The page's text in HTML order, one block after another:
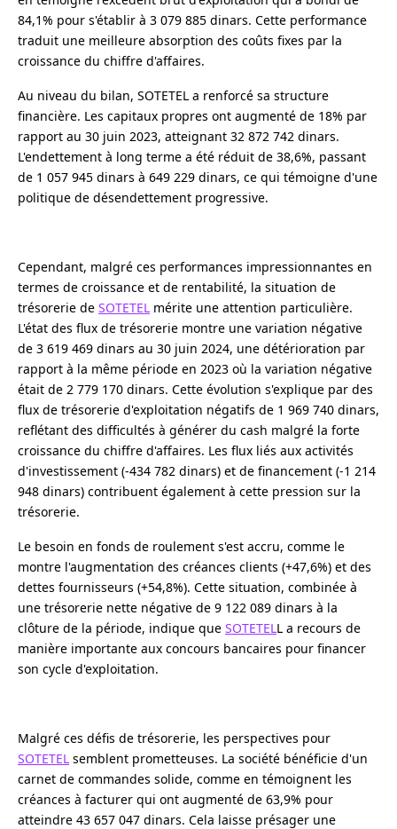
84,1% pour s'établir à 3 079 885 dinars. Cette performance
traduit une meilleure absorption des coûts fixes par la
croissance du chiffre d'affaires.
Au niveau du bilan, SOTETEL a renforcé sa structure
financière. Les capitaux propres ont augmenté de 18% par
rapport au 30 juin 2023, atteignant 32 872 742 dinars.
L'endettement à long terme a été réduit de 38,6%, passant
de 1 057 945 dinars à 649 229 dinars, ce qui témoigne d'une
politique de désendettement progressive.
Cependant, malgré ces performances impressionnantes en
termes de croissance et de rentabilité, la situation de
trésorerie de SOTETEL mérite une attention particulière.
L'état des flux de trésorerie montre une variation négative
de 3 619 469 dinars au 30 juin 2024, une détérioration par
rapport à la même période en 2023 où la variation négative
était de 2 779 170 dinars. Cette évolution s'explique par des
flux de trésorerie d'exploitation négatifs de 1 969 740 dinars,
reflétant des difficultés à générer du cash malgré la forte
croissance du chiffre d'affaires. Les flux liés aux activités
d'investissement (-434 782 dinars) et de financement (-1 214
948 dinars) contribuent également à cette pression sur la
trésorerie.
Le besoin en fonds de roulement s'est accru, comme le
montre l'augmentation des créances clients (+47,6%) et des
dettes fournisseurs (+54,8%). Cette situation, combinée à
une trésorerie nette négative de 9 122 089 dinars à la
clôture de la période, indique que SOTETELL a recours de
manière importante aux concours bancaires pour financer
son cycle d'exploitation.
Malgré ces défis de trésorerie, les perspectives pour
SOTETEL semblent prometteuses. La société bénéficie d'un
carnet de commandes solide, comme en témoignent les
créances à facturer qui ont augmenté de 63,9% pour
atteindre 43 657 047 dinars. Cela laisse présager une